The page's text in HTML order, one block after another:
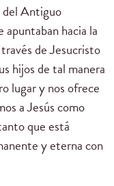
del Antiguo
hacia la
de Jesucristo
hijos de tal manera
lugar y nos ofrece
a Jesús como
que está
y eterna con